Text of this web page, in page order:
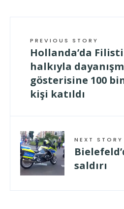
PREVIOUS STORY
Hollanda’da
halkıyla
gösterisine 100
kişi katıldı
NEXT STORY
saldırı